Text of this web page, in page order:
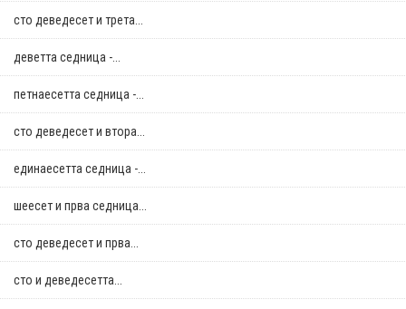
сто деведесет и трета...
деветта седница -...
петнаесетта седница -...
сто деведесет и втора...
единаесетта седница -...
шеесет и прва седница...
сто деведесет и прва...
сто и деведесетта...